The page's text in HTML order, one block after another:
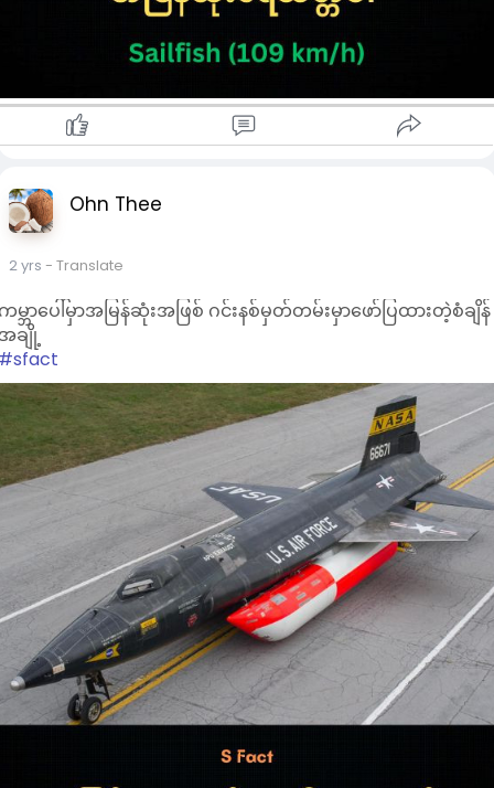
Ohn Thee
2 yrs - Translate
မ္ဘာပေါ်မှာအမြန်ဆုံးအဖြစ် ဂင်းနစ်မှတ်တမ်းမှာဖော်ပြထားတဲ့စံချိန်
ချို့